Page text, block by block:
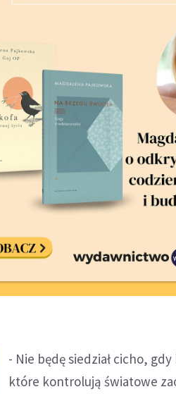
- Nie będę siedział cicho,
które kontrolują światowe